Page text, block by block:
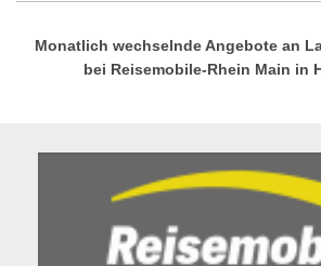
Monatlich wechselnde Angebote an
bei Reisemobile-Rhein Main in